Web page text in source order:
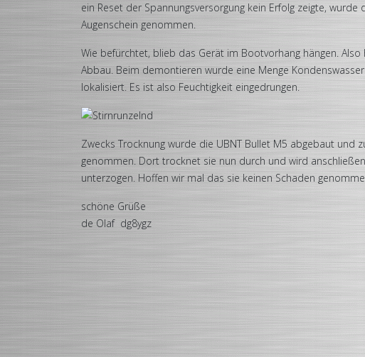
ein Reset der Spannungsversorgung kein Erfolg zeigte, wurde
Augenschein genommen.
Wie befürchtet, blieb das Gerät im Bootvorhang hängen.
Abbau. Beim demontieren wurde eine Menge
lokalisiert. Es ist also Feuchtigkeit eingedrungen.
Zwecks Trocknung wurde die UBNT Bullet M5 abgebaut und
genommen. Dort trocknet sie nun durch und wird
unterzogen. Hoffen wir mal das sie keinen Schaden
schöne Grüße
de Olaf dg8ygz